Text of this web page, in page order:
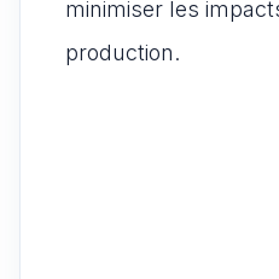
minimiser les
production.